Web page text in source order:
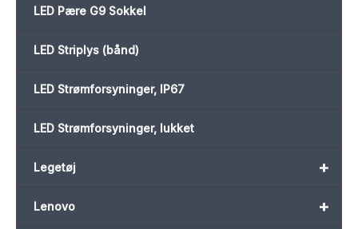
LED Pære G9 Sokkel
LED Striplys (bånd)
LED Strømforsyninger, IP67
LED Strømforsyninger, lukket
+
Legetøj
+
Lenovo